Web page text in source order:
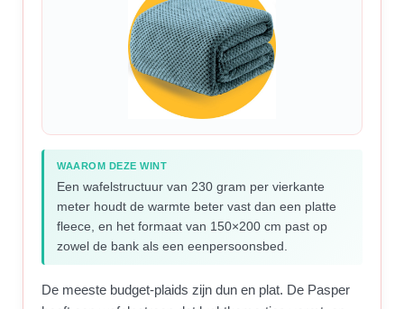
WAAROM DEZE WINT
Een wafelstructuur van 230 gram per vierkante
meter houdt de warmte beter vast dan een platte
fleece, en het formaat van 150×200 cm past op
zowel de bank als een eenpersoonsbed.
De meeste budget-plaids zijn dun en plat. De Pasper